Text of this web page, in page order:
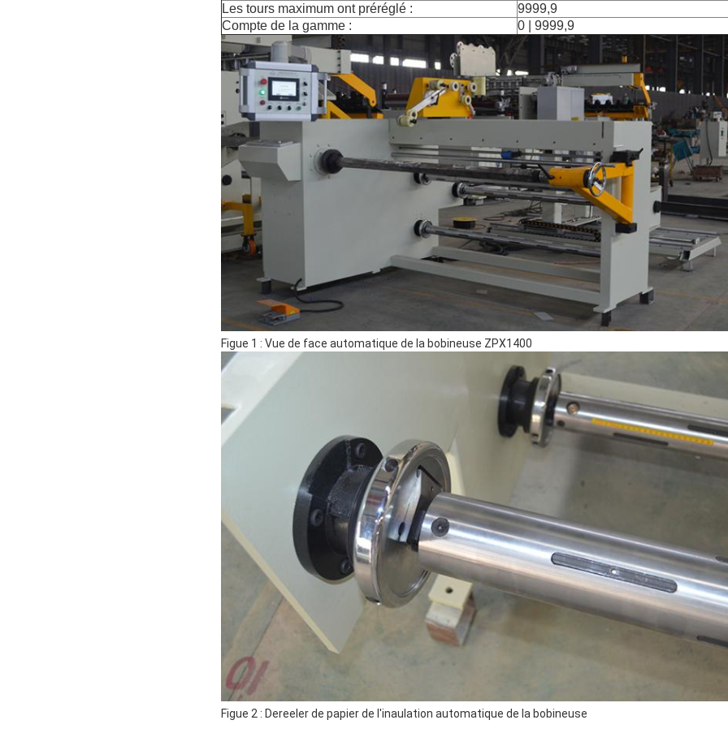
Les tours maximum ont préréglé :
9999,9
Compte de la gamme :
0 | 9999,9
Figue 1 : Vue de face automatique de la bobineuse ZPX1400
Figue 2 : Dereeler de papier de l'inaulation automatique de la bobineuse